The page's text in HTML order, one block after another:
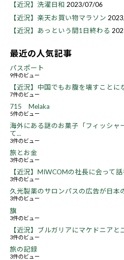
【近況】洗濯日和 2023/07/06
【近況】楽天お買い物マラソン
【近況】あっという間1日終わる
最近の人気記事
パスポート
9件のビュー
【近況】中国でもお腹を壊すことに
7件のビュー
715 Melaka
5件のビュー
海外にある謎のお菓子「フィッシャ
て...
3件のビュー
旅とお金
3件のビュー
【近況】MIWCOMの社長に会って話
3件のビュー
久光製薬のサロンパスの広告が日本
3件のビュー
旗
3件のビュー
【近況】ブルガリアにマケドニアと
3件のビュー
旅の記録
3件のビュー